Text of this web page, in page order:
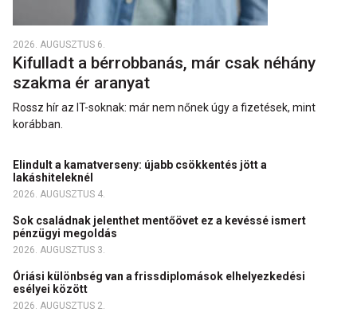
2026. AUGUSZTUS 6.
Kifulladt a bérrobbanás, már csak néhány
szakma ér aranyat
Rossz hír az IT-soknak: már nem nőnek úgy a fizetések, mint
korábban.
Elindult a kamatverseny: újabb csökkentés jött a
lakáshiteleknél
2026. AUGUSZTUS 4.
Sok családnak jelenthet mentőövet ez a kevéssé ismert
pénzügyi megoldás
2026. AUGUSZTUS 3.
Óriási különbség van a frissdiplomások elhelyezkedési
esélyei között
2026. AUGUSZTUS 2.